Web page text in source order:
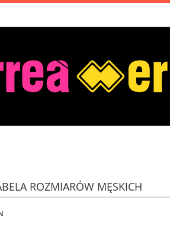
ROZMIARÓW MĘSKICH